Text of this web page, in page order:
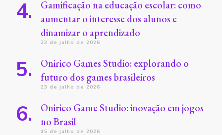
Gamificação na educação escolar: como
aumentar o interesse dos alunos e
dinamizar o aprendizado
23 de julho de 2026
Onirico Games Studio: explorando o
futuro dos games brasileiros
23 de julho de 2026
Onirico Game Studio: inovação em jogos
no Brasil
15 de julho de 2026